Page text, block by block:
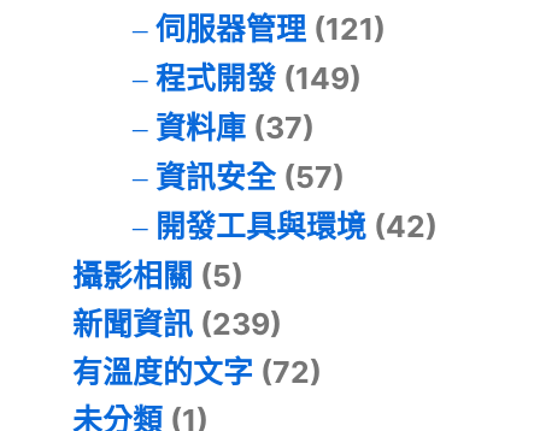
伺服器管理(121)
程式開發(149)
資料庫(37)
資訊安全(57)
開發工具與環境(42)
攝影相關 (5)
新聞資訊 (239)
有溫度的文字 (72)
未分類 (1)